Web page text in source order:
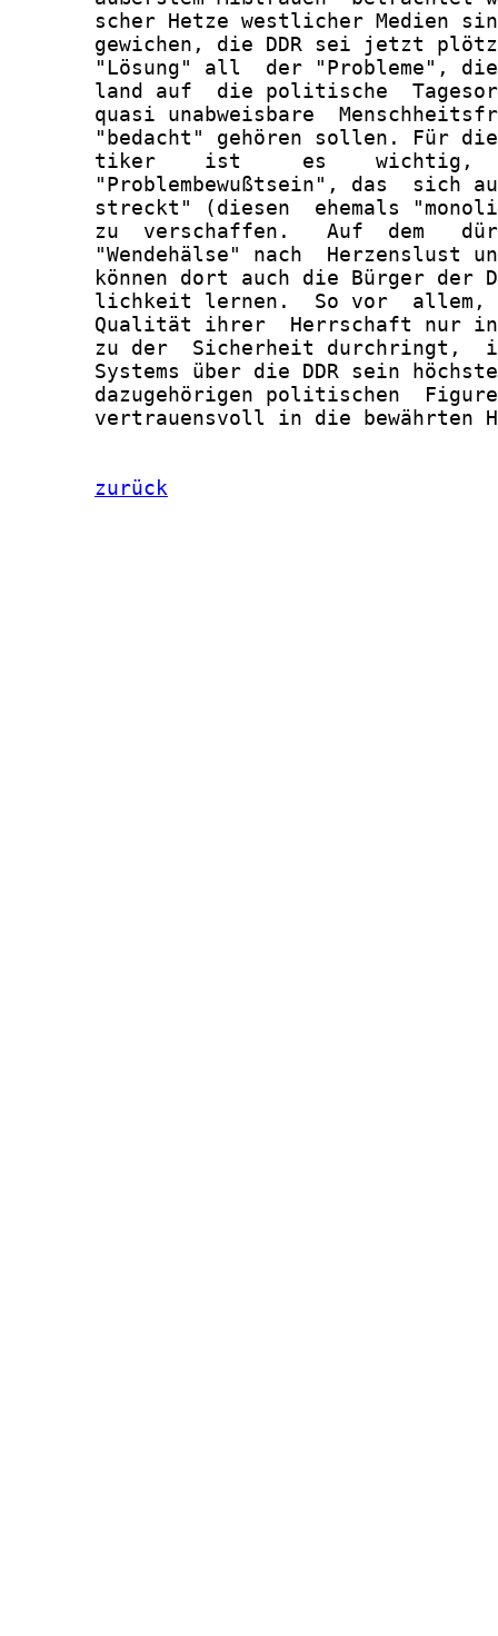
scher Hetze westlicher Medien
gewichen, die DDR sei jetzt
"Lösung" all  der "Probleme",
land auf  die politische
quasi unabweisbare
"bedacht" gehören sollen. Für
tiker    ist     es    wichtig,
"Problembewußtsein", das  sich
streckt" (diesen  ehemals
zu  verschaffen.   Auf  dem
"Wendehälse" nach  Herzenslust
können dort auch die Bürger der
lichkeit lernen.  So vor
Qualität ihrer  Herrschaft nur
zu der  Sicherheit durchringt,
Systems über die DDR sein
dazugehörigen politischen
vertrauensvoll in die bewährten
zurück